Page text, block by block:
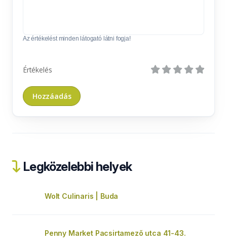
Az értékelést minden látogató látni fogja!
Értékelés
Legközelebbi helyek
Wolt Culinaris | Buda
Penny Market Pacsirtamező utca 41-43.